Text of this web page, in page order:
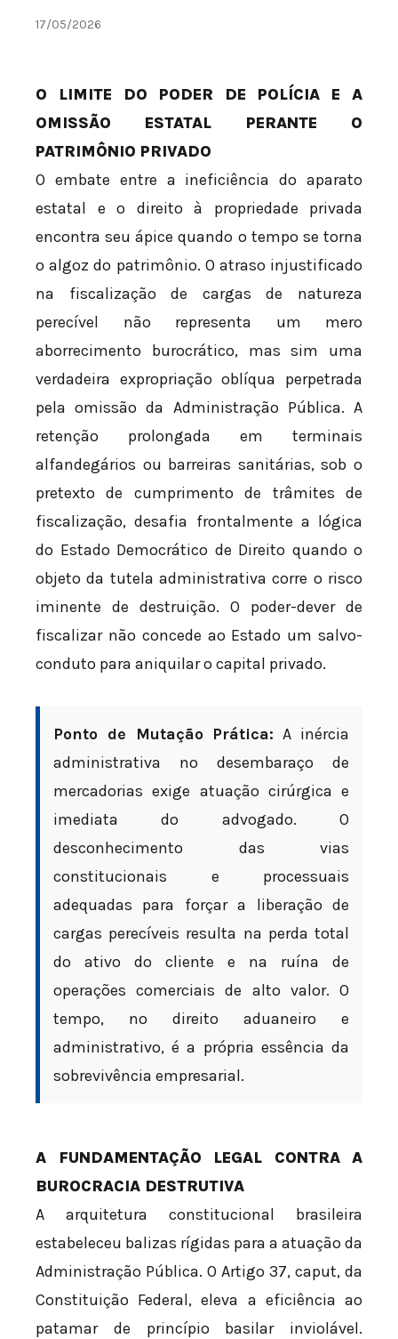
17/05/2026
O LIMITE DO PODER DE POLÍCIA E A
OMISSÃO ESTATAL PERANTE O
PATRIMÔNIO PRIVADO
O embate entre a ineficiência do aparato
estatal e o direito à propriedade privada
encontra seu ápice quando o tempo se torna
o algoz do patrimônio. O atraso injustificado
na fiscalização de cargas de natureza
perecível não representa um mero
aborrecimento burocrático, mas sim uma
verdadeira expropriação oblíqua perpetrada
pela omissão da Administração Pública. A
retenção prolongada em terminais
alfandegários ou barreiras sanitárias, sob o
pretexto de cumprimento de trâmites de
fiscalização, desafia frontalmente a lógica
do Estado Democrático de Direito quando o
objeto da tutela administrativa corre o risco
iminente de destruição. O poder-dever de
fiscalizar não concede ao Estado um salvo-
conduto para aniquilar o capital privado.
Ponto de Mutação Prática: A inércia
administrativa no desembaraço de
mercadorias exige atuação cirúrgica e
imediata do advogado. O
desconhecimento das vias
constitucionais e processuais
adequadas para forçar a liberação de
cargas perecíveis resulta na perda total
do ativo do cliente e na ruína de
operações comerciais de alto valor. O
tempo, no direito aduaneiro e
administrativo, é a própria essência da
sobrevivência empresarial.
A FUNDAMENTAÇÃO LEGAL CONTRA A
BUROCRACIA DESTRUTIVA
A arquitetura constitucional brasileira
estabeleceu balizas rígidas para a atuação da
Administração Pública. O Artigo 37, caput, da
Constituição Federal, eleva a eficiência ao
patamar de princípio basilar inviolável.